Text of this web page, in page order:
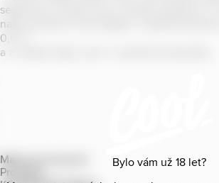
Bylo vám už 18 let?
segmentu na bázi piva v České republice. V
naše portfolio Cool skládá z
0
a z nealko řady Cool+ s funkčními benefity.
Mapa provozoven
Produkty